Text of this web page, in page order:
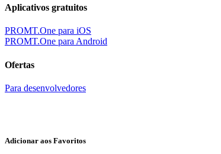
Aplicativos gratuitos
PROMT.One para iOS
PROMT.One para Android
Ofertas
Para desenvolvedores
Adicionar aos Favoritos